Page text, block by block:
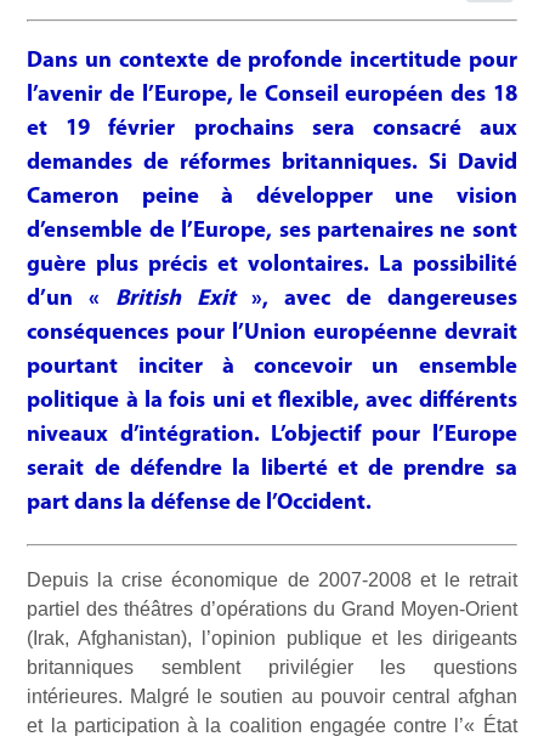
Dans un contexte de profonde incertitude pour
l’avenir de l’Europe, le Conseil européen des 18
et 19 février prochains sera consacré aux
demandes de réformes britanniques. Si David
Cameron peine à développer une vision
d’ensemble de l’Europe, ses partenaires ne sont
guère plus précis et volontaires. La possibilité
d’un « British Exit», avec de dangereuses
conséquences pour l’Union européenne devrait
pourtant inciter à concevoir un ensemble
politique à la fois uni et flexible, avec différents
niveaux d’intégration. L’objectif pour l’Europe
serait de défendre la liberté et de prendre sa
part dans la défense de l’Occident.
Depuis la crise économique de 2007-2008 et le retrait
partiel des théâtres d’opérations du Grand Moyen-Orient
(Irak, Afghanistan), l’opinion publique et les dirigeants
britanniques semblent privilégier les questions
intérieures. Malgré le soutien au pouvoir central afghan
et la participation à la coalition engagée contre l’« État